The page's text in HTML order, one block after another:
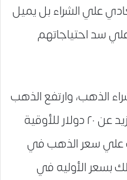
علي الشراء بل يميل
سد احتياجاتهم
الذهب، وارتفع الذهب
خلال الثلاث ايام الأخيره ما يزيد عن ٢٠ دولار للأوقية
علي سعر الذهب في
بسعر الأوليه في